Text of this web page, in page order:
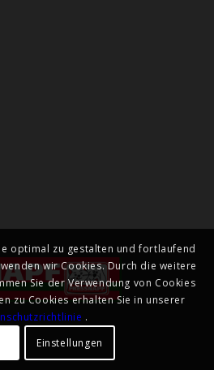
optimal zu gestalten und fortlaufend
wir Cookies. Durch die weitere
Sie der Verwendung von Cookies
zu Cookies erhalten Sie in unserer
.
Einstellungen